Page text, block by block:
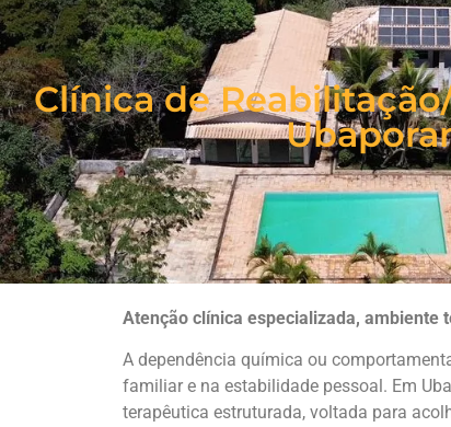
Clínica de
Atenção clínica especializada, ambiente
A dependência química ou
familiar e na estabilidade pessoal. Em
terapêutica estruturada, voltada para